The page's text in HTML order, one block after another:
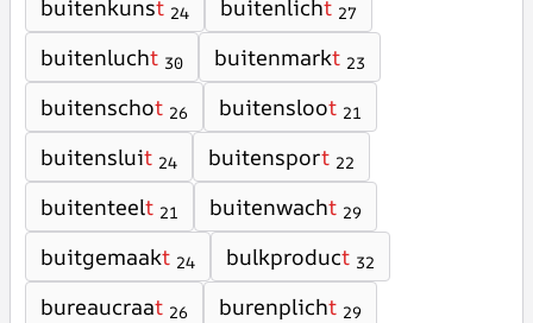
buitenkunst 24 buitenlicht 27
buitenlucht 30 buitenmarkt 23
buitenschot 26 buitensloot 21
buitensluit 24 buitensport 22
buitenteelt 21 buitenwacht 29
buitgemaakt 24 bulkproduct 32
bureaucraat 26 burenplicht 29